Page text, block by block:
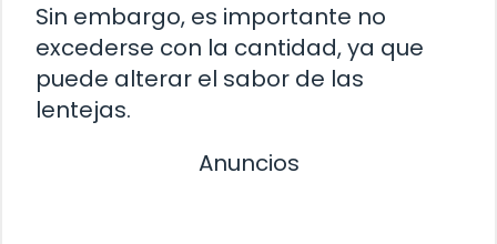
Sin embargo, es importante no
excederse con la cantidad, ya que
puede alterar el sabor de las
lentejas.
Anuncios